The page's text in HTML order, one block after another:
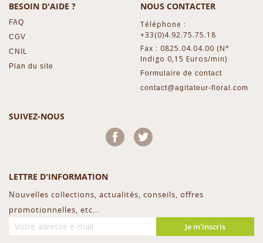
BESOIN D'AIDE ?
FAQ
CGV
CNIL
Plan du site
NOUS CONTACTER
Téléphone :
+33(0)4.92.75.75.18
Fax : 0825.04.04.00 (N°
Indigo 0,15 Euros/min)
Formulaire de contact
contact@agitateur-floral.com
SUIVEZ-NOUS
Facebook
LETTRE D'INFORMATION
Nouvelles collections, actualités, conseils, offres
promotionnelles, etc...
Je m'inscris